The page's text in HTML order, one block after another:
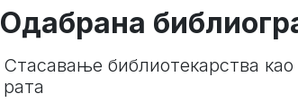
Одабрана
Стасавање библиотекарства као
рата